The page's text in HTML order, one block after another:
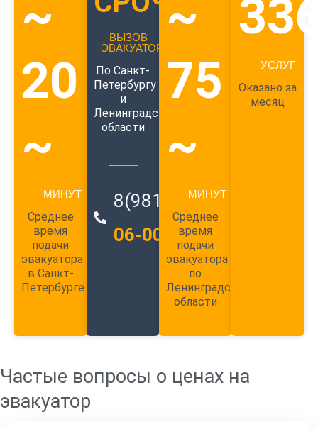
~
20
~
МИНУТ
Среднее
время
подачи
эвакуатора
в Санкт-
Петербурге
ВЫЗОВ
ЭВАКУАТОРА
По Санкт-
Петербургу
и
Ленинградской
области
8(981)
989-
06-00
~
75
~
МИНУТ
Среднее
время
подачи
эвакуатора
по
Ленинградской
области
УСЛУГ
Оказано за
месяц
Частые вопросы о ценах на
эвакуатор